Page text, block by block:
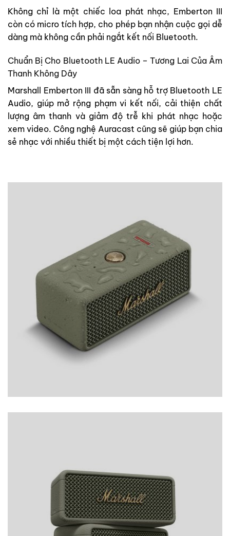
Không chỉ là một chiếc loa phát nhạc, Emberton III
còn có micro tích hợp, cho phép bạn nhận cuộc gọi dễ
dàng mà không cần phải ngắt kết nối Bluetooth.
Chuẩn Bị Cho Bluetooth LE Audio – Tương Lai Của Âm
Thanh Không Dây
Marshall Emberton III đã sẵn sàng hỗ trợ Bluetooth LE
Audio, giúp mở rộng phạm vi kết nối, cải thiện chất
lượng âm thanh và giảm độ trễ khi phát nhạc hoặc
xem video. Công nghệ Auracast cũng sẽ giúp bạn chia
sẻ nhạc với nhiều thiết bị một cách tiện lợi hơn.